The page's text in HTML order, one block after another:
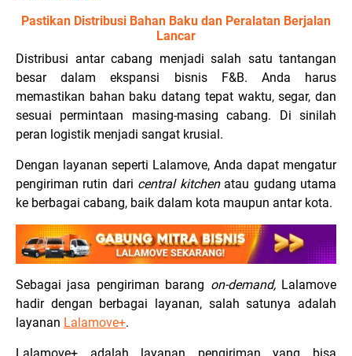
Pastikan Distribusi Bahan Baku dan Peralatan Berjalan
Lancar
Distribusi antar cabang menjadi salah satu tantangan
besar dalam ekspansi bisnis F&B. Anda harus
memastikan bahan baku datang tepat waktu, segar, dan
sesuai permintaan masing-masing cabang. Di sinilah
peran logistik menjadi sangat krusial.
Dengan layanan seperti Lalamove, Anda dapat mengatur
pengiriman rutin dari central kitchen atau gudang utama
ke berbagai cabang, baik dalam kota maupun antar kota.
Sebagai jasa pengiriman barang on-demand, Lalamove
hadir dengan berbagai layanan, salah satunya adalah
layanan Lalamove+.